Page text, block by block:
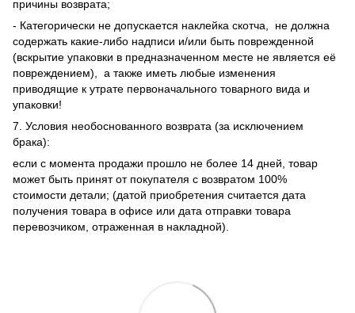
причины возврата;
- Категорически не допускается наклейка скотча, не должна
содержать какие-либо надписи и/или быть поврежденной
(вскрытие упаковки в предназначенном месте не является её
повреждением), а также иметь любые изменения
приводящие к утрате первоначального товарного вида и
упаковки!
7. Условия необоснованного возврата (за исключением
брака):
если с момента продажи прошло не более 14 дней, товар
может быть принят от покупателя с возвратом 100%
стоимости детали; (датой приобретения считается дата
получения товара в офисе или дата отправки товара
перевозчиком, отраженная в накладной).